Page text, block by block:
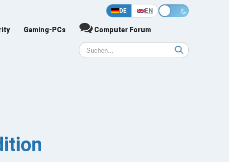
DE EN
Gaming-PCs Computer Forum